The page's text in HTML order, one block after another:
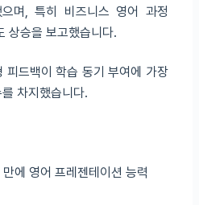
며, 특히 비즈니스 영어 과정
상승을 보고했습니다.
피드백이 학습 동기 부여에 가장
차지했습니다.
에 영어 프레젠테이션 능력